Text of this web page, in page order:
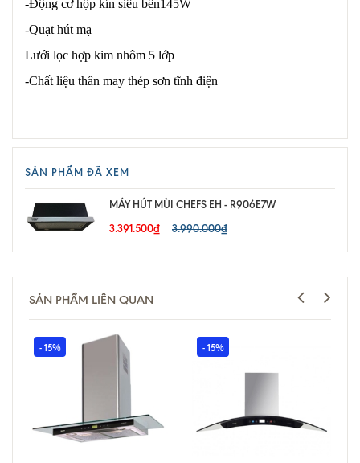
-Động cơ hộp kín siêu bền145W
-Quạt hút mạ
Lưới lọc hợp kim nhôm 5 lớp
-Chất liệu thân may thép sơn tĩnh điện
SẢN PHẨM ĐÃ XEM
MÁY HÚT MÙI CHEFS EH - R906E7W
3.391.500₫
3.990.000₫
SẢN PHẨM LIÊN QUAN
- 15% - 15%